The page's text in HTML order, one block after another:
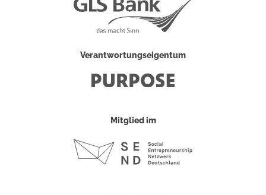
Verantwortungseigentum
Mitglied im